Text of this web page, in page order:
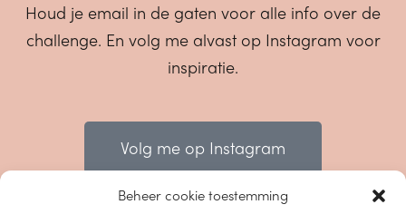
Beheer cookie toestemming
Houd je email in de gaten voor alle info over de
challenge. En volg me alvast op Instagram voor
inspiratie.
Volg me op Instagram